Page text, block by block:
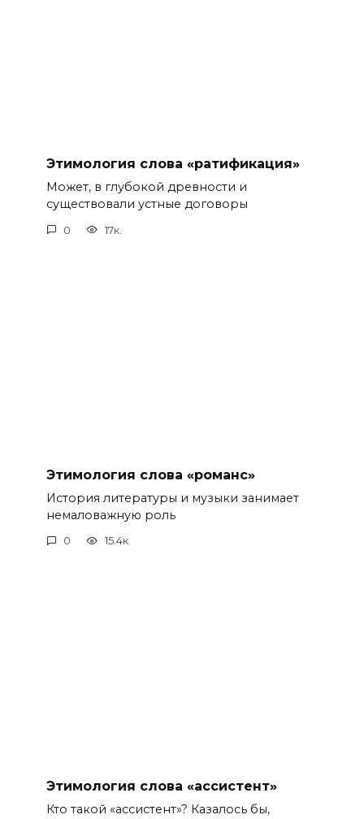
Этимология слова «ратификация»
Может, в глубокой древности и
существовали устные договоры
0 17к.
Этимология слова «романс»
История литературы и музыки занимает
немаловажную роль
0 15.4к.
Этимология слова «ассистент»
Кто такой «ассистент»? Казалось бы,